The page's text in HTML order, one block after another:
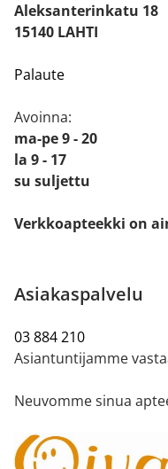
Aleksanterinkatu 18
15140 LAHTI
Palaute
Avoinna:
ma-pe 9 - 20
la 9 - 17
su suljettu
Verkkoapteekki on
Asiakaspalvelu
03 884 210
Asiantuntijamme
Neuvomme sinua